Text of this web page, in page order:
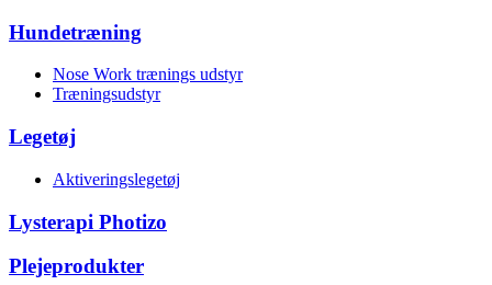
Hundetræning
Nose Work trænings udstyr
Træningsudstyr
Legetøj
Aktiveringslegetøj
Lysterapi Photizo
Plejeprodukter